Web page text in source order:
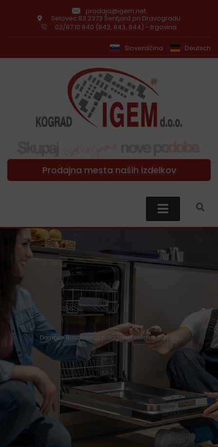
prodaja@igem.net
Selovec 83 2373 Šentjanž pri Dravogradu
02/87 10 840 (842, 843, 844) - trgovina
Slovenščina Deutsch
Prodajna mesta naših izdelkov
Domov»Navodilo za polaganje betonskih plošč